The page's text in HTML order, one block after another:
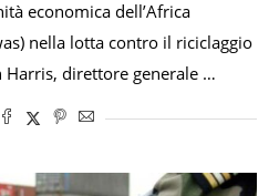
economica dell’Africa
nella lotta contro il riciclaggio
Harris, direttore generale …